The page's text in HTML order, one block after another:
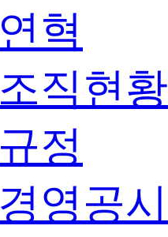
연혁
조직현황
규정
경영공시